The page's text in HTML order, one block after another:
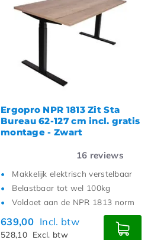
Ergopro NPR 1813 Zit Sta
Bureau 62-127 cm incl. gratis
montage - Zwart
16 reviews
Makkelijk elektrisch verstelbaar
Belastbaar tot wel 100kg
Voldoet aan de NPR 1813 norm
639,00 Incl. btw
528,10 Excl. btw